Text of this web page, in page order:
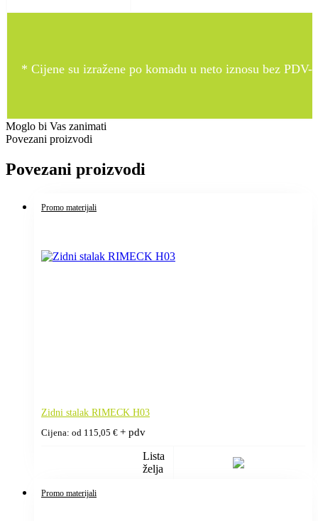
* Cijene su izražene po komadu u neto iznosu bez PDV-
Moglo bi Vas zanimati
Povezani proizvodi
Povezani proizvodi
Promo materijali
Zidni stalak RIMECK H03
Cijena: od 115,05 € + pdv
Lista
želja
Promo materijali